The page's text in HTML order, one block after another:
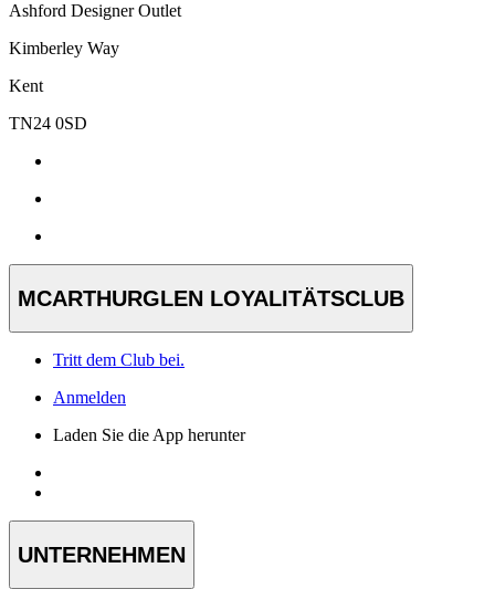
Ashford Designer Outlet
Kimberley Way
Kent
TN24 0SD
MCARTHURGLEN LOYALITÄTSCLUB
Tritt dem Club bei.
Anmelden
Laden Sie die App herunter
UNTERNEHMEN